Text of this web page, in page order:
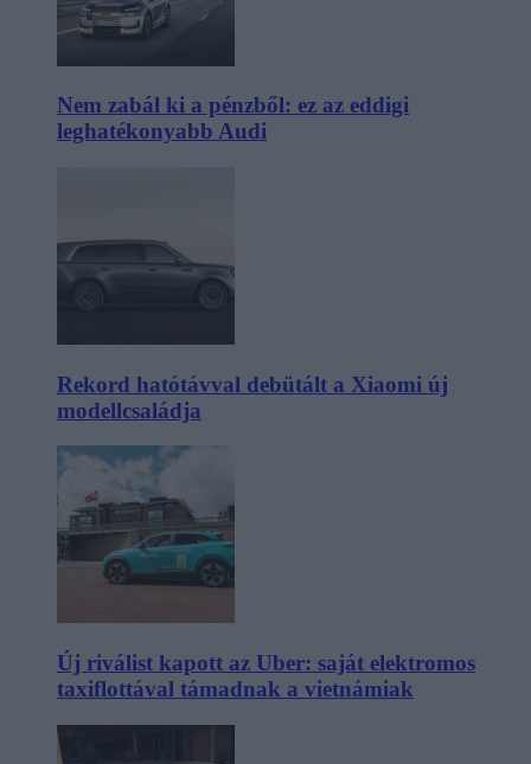
Nem zabál ki a pénzből: ez az eddigi
leghatékonyabb Audi
Rekord hatótávval debütált a Xiaomi új
modellcsaládja
Új riválist kapott az Uber: saját elektromos
taxiflottával támadnak a vietnámiak